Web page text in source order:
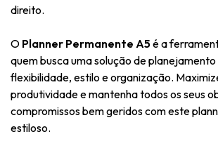
direito.
O Planner Permanente A5 é a
quem busca uma solução de
flexibilidade, estilo e organização.
produtividade e mantenha todos os seus
compromissos bem geridos com este
estiloso.